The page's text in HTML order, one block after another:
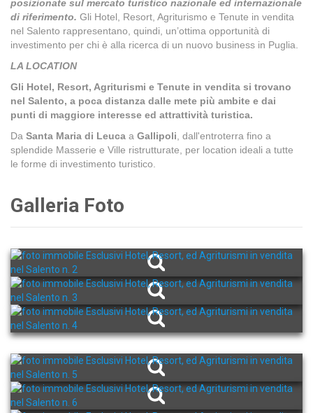
posizionate sul mercato turistico nazionale ed internazionale
di riferimento. Gli Hotel, Resort, Agriturismo e Tenute in vendita
nel Salento rappresentano, quindi, un’ottima opportunità di
investimento per chi è alla ricerca di un nuovo business in Puglia.
LA LOCATION
Gli Hotel, Resort, Agriturismi e Tenute in vendita si trovano
nel Salento, a poca distanza dalle mete più ambite e dai
punti di maggiore interesse ed attrattività turistica.
Da Santa Maria di Leuca a Gallipoli, dall'entroterra fino a
splendide Masserie e Ville ristrutturate, per location ideali a tutte
le forme di investimento turistico.
Galleria Foto